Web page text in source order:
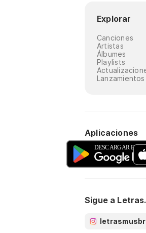
Explorar
Canciones
Artistas
Álbumes
Playlists
Lanzamientos
Aplicaciones
Sigue a
letrasmusbr